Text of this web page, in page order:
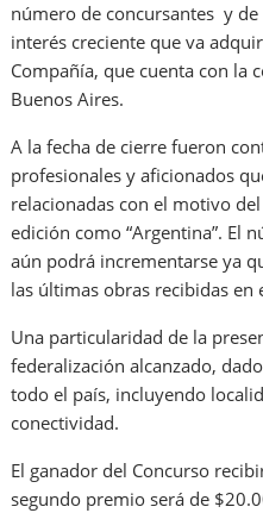
número de concursantes y
interés creciente que va
Compañía, que cuenta con la
Buenos Aires.
A la fecha de cierre fueron
profesionales y aficionados
relacionadas con el motivo
edición como “Argentina”. El
aún podrá incrementarse ya
las últimas obras recibidas en
Una particularidad de la
federalización alcanzado,
todo el país, incluyendo
conectividad.
El ganador del Concurso
segundo premio será de